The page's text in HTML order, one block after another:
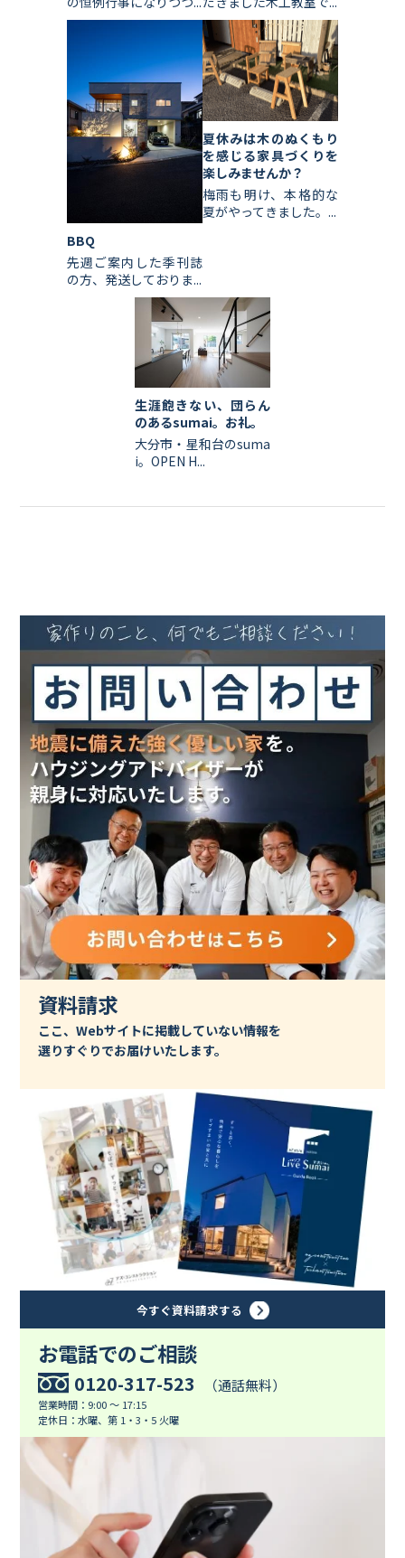
BBQ
先週ご案内した季刊誌
の方、発送しておりま...
夏休みは木のぬくもり
を感じる家具づくりを
楽しみませんか？
梅雨も明け、本格的な
夏がやってきました。...
生涯飽きない、団らん
のあるsumai。お礼。
大分市・星和台のsuma
i。OPEN H...
資料請求
ここ、Webサイトに掲載していない情報を
選りすぐりでお届けいたします。
今すぐ資料請求する
お電話でのご相談
0120-317-523 （通話無料）
営業時間：9:00 ～ 17:15
定休日：水曜、第 1・3・5 火曜